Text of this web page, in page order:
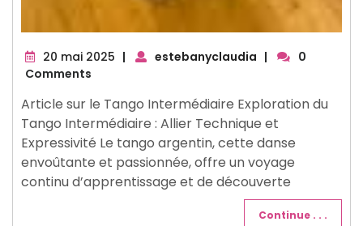
20 mai 2025 20
| estebanyclaudia |
0
Comments
Article sur le Tango Intermédiaire Exploration du
Tango Intermédiaire : Allier Technique et
Expressivité Le tango argentin, cette danse
envoûtante et passionnée, offre un voyage
continu d’apprentissage et de découverte
Continue . . .